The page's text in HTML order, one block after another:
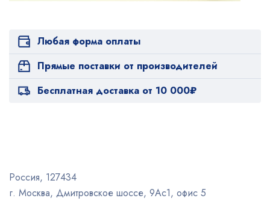
Любая форма оплаты
Прямые поставки от производителей
Бесплатная доставка от 10 000₽
Россия, 127434
г. Москва, Дмитровское шоссе, 9Ас1, офис 5